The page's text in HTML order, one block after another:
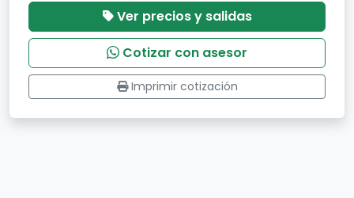
Ver precios y salidas
Cotizar con asesor
Imprimir cotización